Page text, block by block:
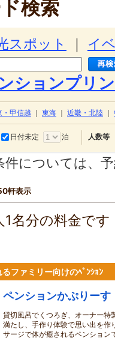
検索
スポット イ
ションプリ
・甲信越 東海 近畿・北陸
日付未定 泊 人数等
については、
軒表示
1名分の料金で
ファミリー向けのﾍﾟﾝｼｮﾝ
ペンションかぷりーす
貸切風呂でくつろぎ、オーナー特
満たし、手作り体験で思い出を作
サージで体が癒されるペンション